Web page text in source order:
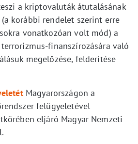
a kriptovaluták átutalásának
korábbi rendelet szerint erre
vonatkozóan volt mód) a
finanszírozására való
megelőzése, felderítése
Magyarországon a
felügyeletével
eljáró Magyar Nemzeti